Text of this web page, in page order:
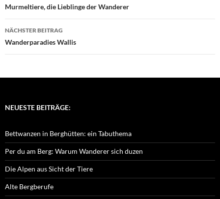
Murmeltiere, die Lieblinge der Wanderer
NÄCHSTER BEITRAG
Wanderparadies Wallis
NEUESTE BEITRÄGE:
Bettwanzen in Berghütten: ein Tabuthema
Per du am Berg: Warum Wanderer sich duzen
Die Alpen aus Sicht der Tiere
Alte Bergberufe